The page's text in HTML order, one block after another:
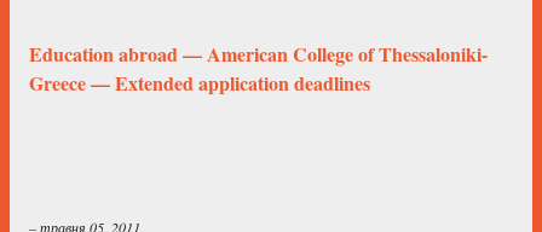
Education abroad — American College of Thessaloniki-
Greece — Extended application deadlines
–травня 05, 2011